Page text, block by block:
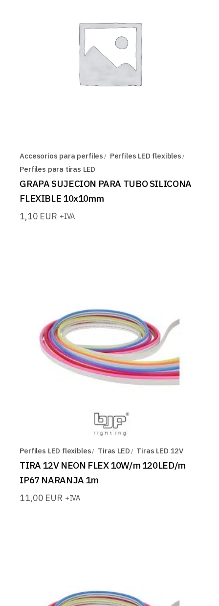
Accesorios para perfiles
Perfiles LED flexibles
Perfiles para tiras LED
GRAPA SUJECION PARA TUBO SILICONA
FLEXIBLE 10x10mm
1,10 EUR +IVA
Perfiles LED flexibles Tiras LED Tiras LED 12V
TIRA 12V NEON FLEX 10W/m 120LED/m
IP67 NARANJA 1m
11,00 EUR +IVA